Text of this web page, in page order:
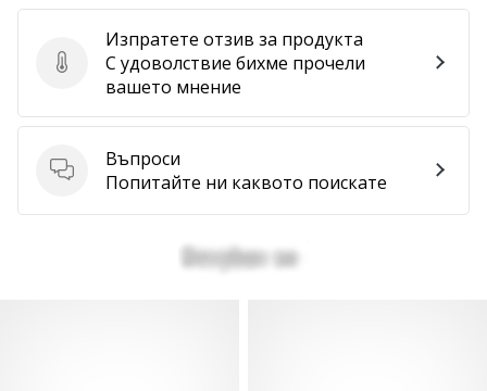
Изпратете отзив за продукта
Изпратете отзив за продукта
С удоволствие бихме прочели
вашето мнение
Въпроси
Въпроси
Попитайте ни каквото поискате